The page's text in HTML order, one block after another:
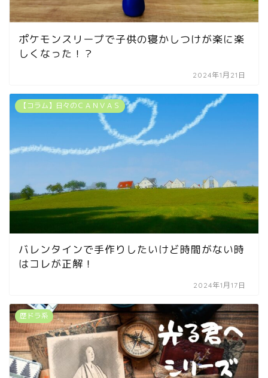
ポケモンスリープで子供の寝かしつけが楽に楽
しくなった！？
2024年1月21日
【コラム】日々のＣＡＮＶＡＳ
バレンタインで手作りしたいけど時間がない時
はコレが正解！
2024年1月17日
歴ドラ系